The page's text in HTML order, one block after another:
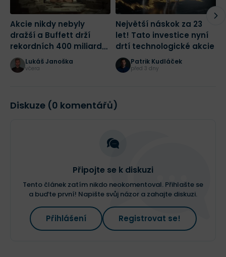
Akcie nikdy nebyly
dražší a Buffett drží
rekordních 400 miliard
dolarů! Jak bych dnes
začal investovat?
Lukáš Janoška
včera
Největší náskok za 23
let! Tato investice nyní
drtí technologické akcie
Patrik Kudláček
před 3 dny
Diskuze (0 komentářů)
Připojte se k diskuzi
Tento článek zatím nikdo neokomentoval. Přihlašte se
a buďte první! Napište svůj názor a zahajte diskuzi.
Přihlášení Registrovat se!